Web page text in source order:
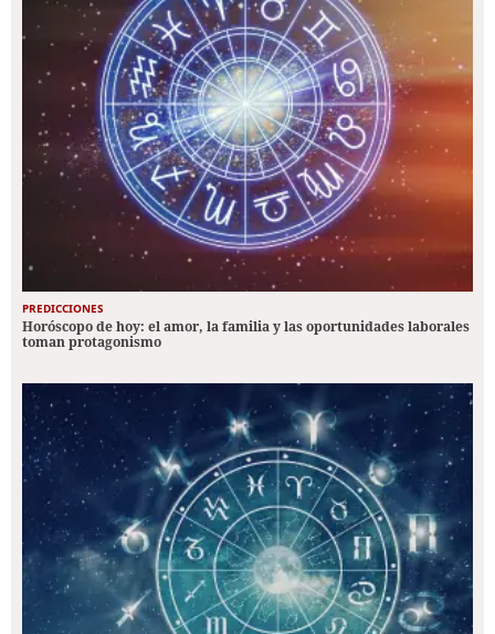
PREDICCIONES
Horóscopo de hoy: el amor, la familia y las oportunidades laborales
toman protagonismo